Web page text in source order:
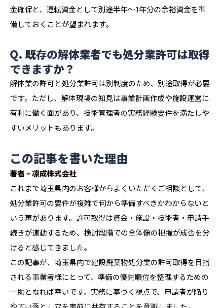
金確保と、運転資金として別途半年〜1年分の余裕資金を準
備しておくことが望まれます。
Q. 既存の解体業者でも処分業許可は取得
できますか？
解体業の許可と処分業許可は別制度のため、別途取得が必要
です。ただし、解体現場の知見は事業計画作成や施設運営に
有利に働く面があり、技術管理者の実務経験要件を満たしや
すいメリットもあります。
この記事を書いた理由
著者 – 凛成株式会社
これまで埼玉県内のお客様からよくいただくご相談として、
処分業許可の要件が複雑で何から準備すべきかわからないと
いう声があります。許可取得は資金・施設・技術者・申請手
続きが連動するため、検討段階での全体像の把握が成否を分
けると感じてきました。
この記事が、埼玉県内で建設廃棄物処分業の許可取得を目指
される事業者様にとって、準備の優先順位を整理するための
一助となれば幸いです。実務に基づく視点で、申請者が陥り